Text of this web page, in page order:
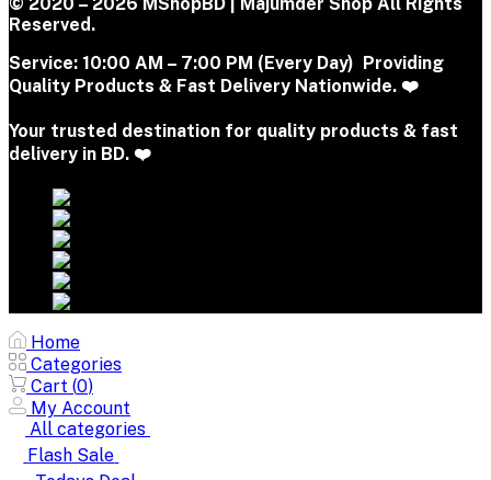
Reserved.
Service: 10:00 AM – 7:00 PM (Every Day) Providing
Quality Products & Fast Delivery Nationwide. ❤️
Your trusted destination for quality products & fast
delivery in BD. ❤️
Home
Categories
Cart (0)
My Account
All categories
Flash Sale